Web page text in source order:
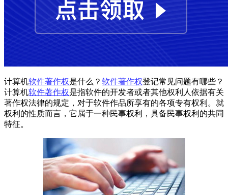
计算机软件著作权是什么？ 软件著作权登记常见问题有哪些？
计算机软件著作权是指软件的开发者或者其他权利人依据有关
著作权法律的规定，对于软件作品所享有的各项专有权利。就
权利的性质而言，它属于一种民事权利，具备民事权利的共同
特征。